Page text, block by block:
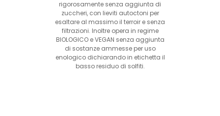
rigorosamente senza aggiunta di
zuccheri, con lieviti autoctoni per
esaltare al massimo il terroir e senza
filtrazioni. Inoltre opera in regime
BIOLOGICO e VEGAN senza aggiunta
di sostanze ammesse per uso
enologico dichiarando in etichetta il
basso residuo di solfiti.